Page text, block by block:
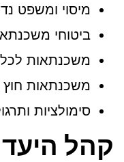
מיסוי ומשפט
ביטוחי משכנתא
משכנתאות
משכנתאות חוץ
סימולציות
קהל היעד